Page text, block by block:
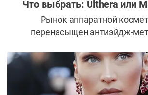
пластическая хирургия
зарубежные